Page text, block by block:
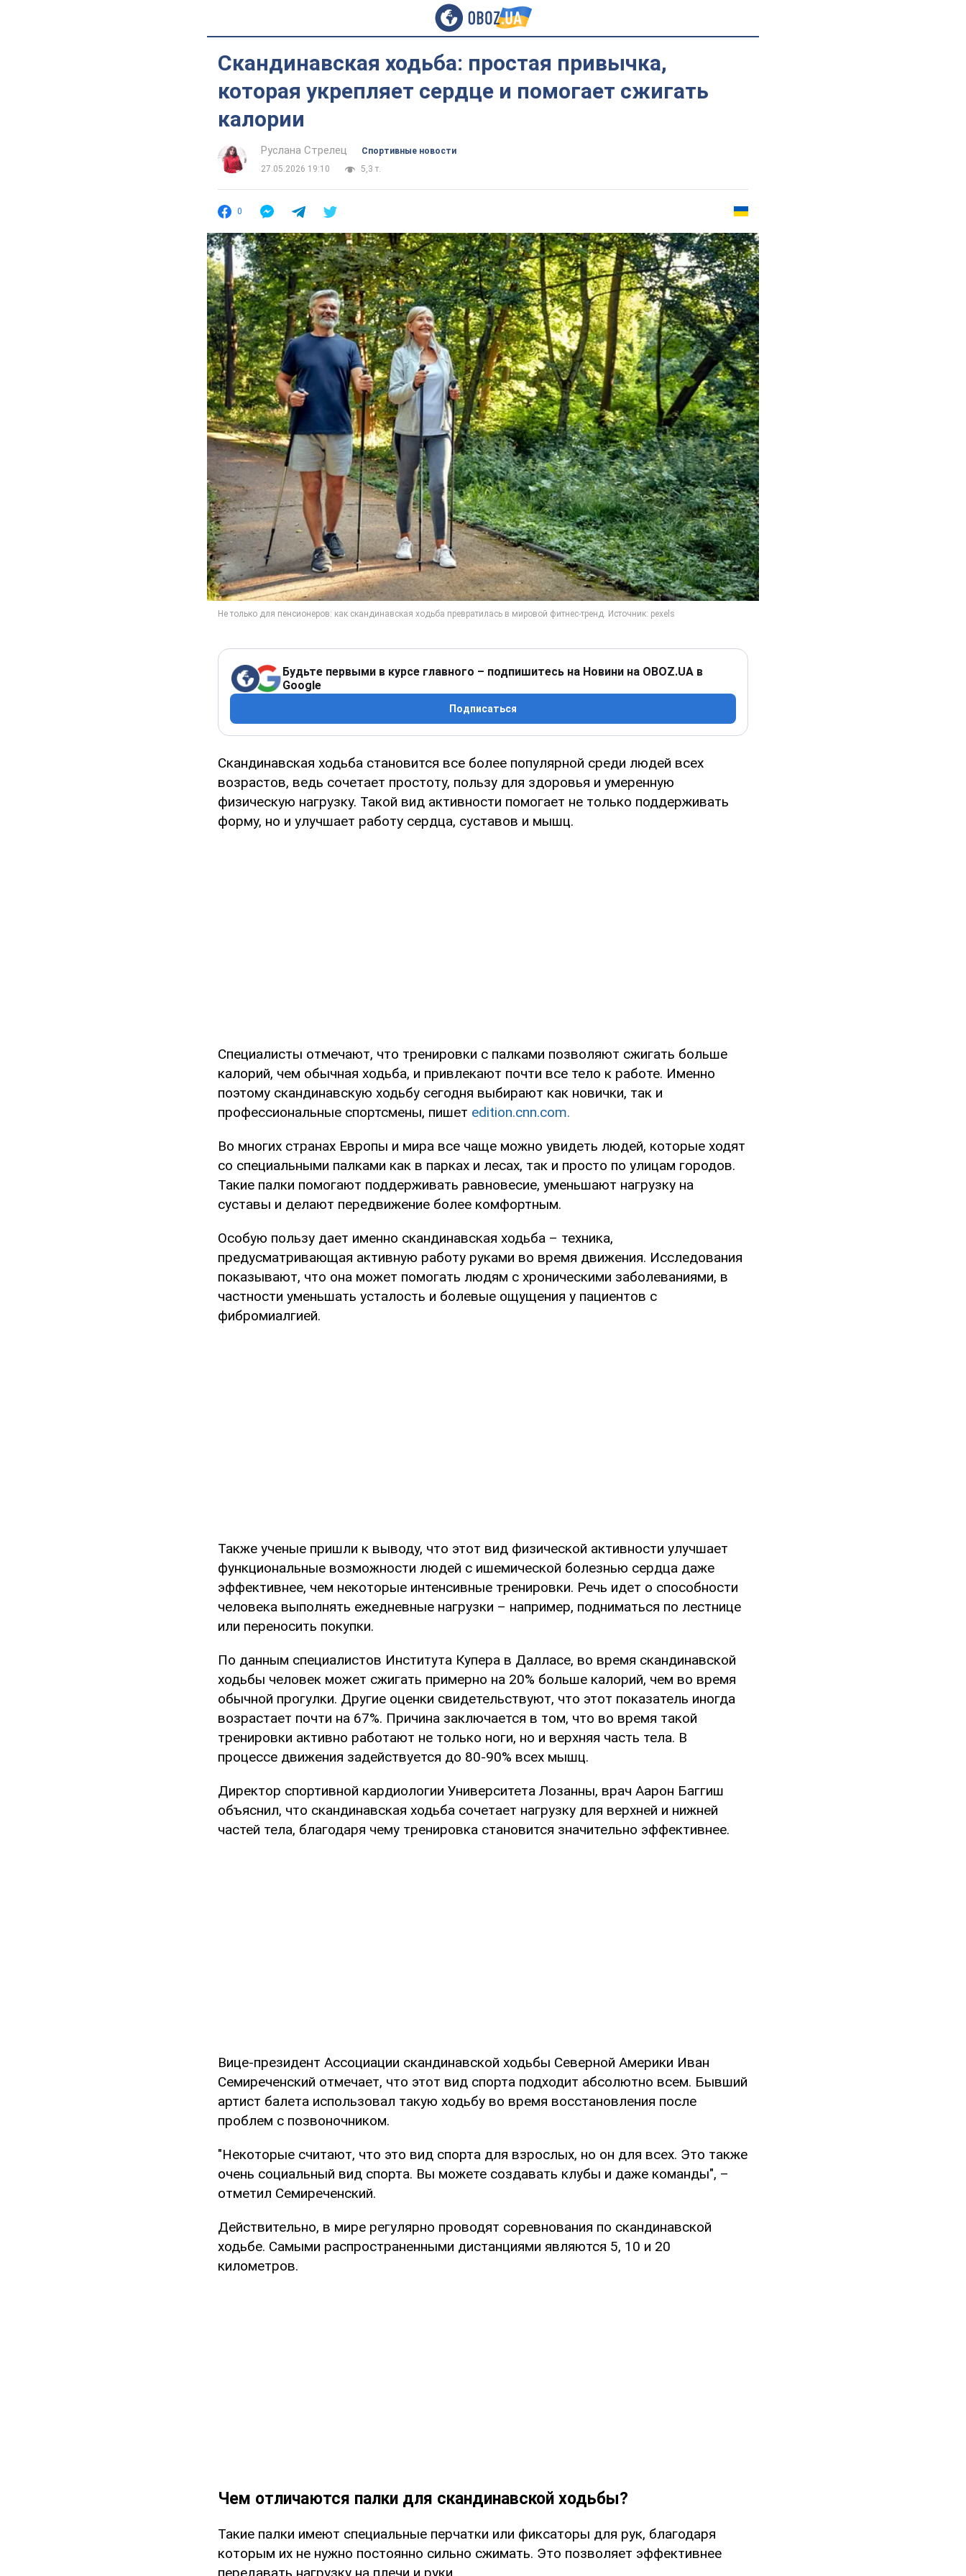
Скандинавская ходьба: простая привычка,
которая укрепляет сердце и помогает сжигать
калории
Руслана Стрелец
Спортивные новости
27.05.2026 19:10
5,3 т.
0
Будьте первыми в курсе главного – подпишитесь на Новини на OBOZ.UA в
Google
Подписаться
Скандинавская ходьба становится все более популярной среди людей всех
возрастов, ведь сочетает простоту, пользу для здоровья и умеренную
физическую нагрузку. Такой вид активности помогает не только поддерживать
форму, но и улучшает работу сердца, суставов и мышц.
Специалисты отмечают, что тренировки с палками позволяют сжигать больше
калорий, чем обычная ходьба, и привлекают почти все тело к работе. Именно
поэтому скандинавскую ходьбу сегодня выбирают как новички, так и
профессиональные спортсмены, пишет edition.cnn.com.
Во многих странах Европы и мира все чаще можно увидеть людей, которые ходят
со специальными палками как в парках и лесах, так и просто по улицам городов.
Такие палки помогают поддерживать равновесие, уменьшают нагрузку на
суставы и делают передвижение более комфортным.
Особую пользу дает именно скандинавская ходьба – техника,
предусматривающая активную работу руками во время движения. Исследования
показывают, что она может помогать людям с хроническими заболеваниями, в
частности уменьшать усталость и болевые ощущения у пациентов с
фибромиалгией.
Также ученые пришли к выводу, что этот вид физической активности улучшает
функциональные возможности людей с ишемической болезнью сердца даже
эффективнее, чем некоторые интенсивные тренировки. Речь идет о способности
человека выполнять ежедневные нагрузки – например, подниматься по лестнице
или переносить покупки.
По данным специалистов Института Купера в Далласе, во время скандинавской
ходьбы человек может сжигать примерно на 20% больше калорий, чем во время
обычной прогулки. Другие оценки свидетельствуют, что этот показатель иногда
возрастает почти на 67%. Причина заключается в том, что во время такой
тренировки активно работают не только ноги, но и верхняя часть тела. В
процессе движения задействуется до 80-90% всех мышц.
Директор спортивной кардиологии Университета Лозанны, врач Аарон Баггиш
объяснил, что скандинавская ходьба сочетает нагрузку для верхней и нижней
частей тела, благодаря чему тренировка становится значительно эффективнее.
Вице-президент Ассоциации скандинавской ходьбы Северной Америки Иван
Семиреченский отмечает, что этот вид спорта подходит абсолютно всем. Бывший
артист балета использовал такую ходьбу во время восстановления после
проблем с позвоночником.
"Некоторые считают, что это вид спорта для взрослых, но он для всех. Это также
очень социальный вид спорта. Вы можете создавать клубы и даже команды", –
отметил Семиреченский.
Действительно, в мире регулярно проводят соревнования по скандинавской
ходьбе. Самыми распространенными дистанциями являются 5, 10 и 20
километров.
Чем отличаются палки для скандинавской ходьбы?
Такие палки имеют специальные перчатки или фиксаторы для рук, благодаря
которым их не нужно постоянно сильно сжимать. Это позволяет эффективнее